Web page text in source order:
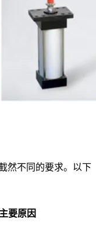
然不同的要求。以下
主要原因